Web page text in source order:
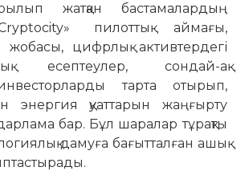
жатқан бастамалардың
пилоттық аймағы,
жобасы, цифрлық активтердегі
есептеулер, сондай-ақ
тарта отырып,
энергия қуаттарын жаңғырту
бар. Бұл шаралар тұрақты
дамуға бағытталған ашық